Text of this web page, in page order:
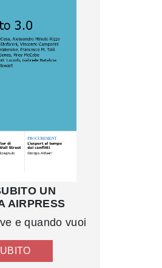
UN
AIRPRESS
e quando vuoi